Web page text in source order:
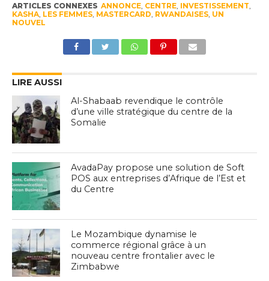
ARTICLES CONNEXES ANNONCE, CENTRE, INVESTISSEMENT
KASHA, LES FEMMES, MASTERCARD RWANDAISES, UN
NOUVEL
LIRE AUSSI
Al-Shabaab revendique le contrôle
d’une ville stratégique du centre de la
Somalie
AvadaPay propose une solution de Soft
POS aux entreprises d’Afrique de l’Est et
du Centre
Le Mozambique dynamise le
commerce régional grâce à un
nouveau centre frontalier avec le
Zimbabwe